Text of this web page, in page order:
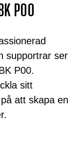
P00
supportrar ser
P00.
sitt
att skapa en